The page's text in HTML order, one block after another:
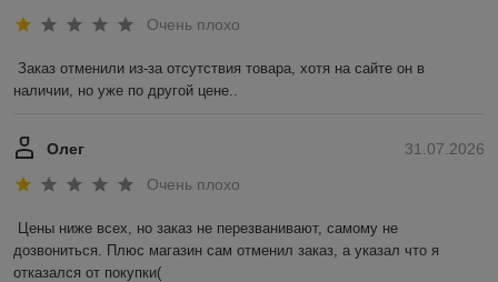
Очень плохо
Заказ отменили из-за отсутствия товара, хотя на сайте он в
наличии, но уже по другой цене..
31.07.2026
Олег
Очень плохо
Цены ниже всех, но заказ не перезванивают, самому не
дозвониться. Плюс магазин сам отменил заказ, а указал что я
отказался от покупки(